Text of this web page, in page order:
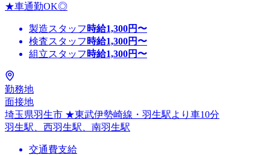
★車通勤OK◎
製造スタッフ 時給1,300円〜
検査スタッフ 時給1,300円〜
組立スタッフ 時給1,300円〜
勤務地
面接地
埼玉県羽生市 ★東武伊勢崎線・羽生駅より車10分
羽生駅、西羽生駅、南羽生駅
交通費支給